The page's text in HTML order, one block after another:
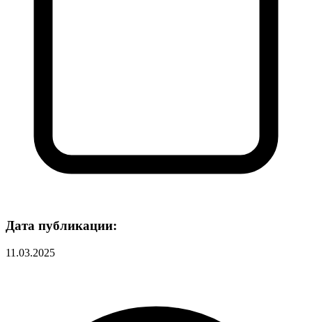
Дата публикации:
11.03.2025